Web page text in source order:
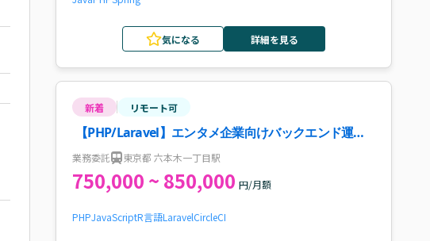
気になる 詳細を見る
新着 リモート可
【PHP/Laravel】エンタメ企業向けバックエンド運用
保守案件
業務委託 東京都 六本木一丁目駅
750,000 ~ 850,000 円/月額
PHPJavaScriptR言語LaravelCircleCI